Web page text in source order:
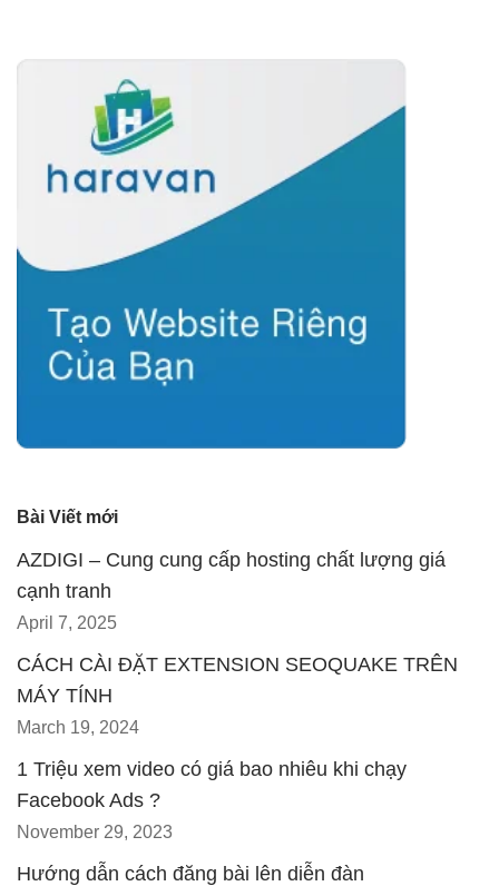
Bài Viết mới
AZDIGI – Cung cung cấp hosting chất lượng giá
cạnh tranh
April 7, 2025
CÁCH CÀI ĐẶT EXTENSION SEOQUAKE TRÊN
MÁY TÍNH
March 19, 2024
1 Triệu xem video có giá bao nhiêu khi chạy
Facebook Ads ?
November 29, 2023
Hướng dẫn cách đăng bài lên diễn đàn